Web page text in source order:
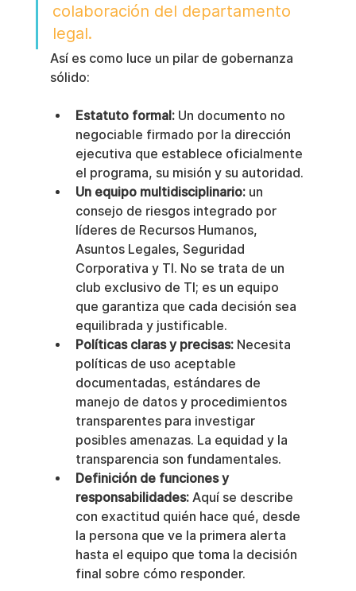
colaboración del departamento
legal.
Así es como luce un pilar de gobernanza
sólido:
Estatuto formal: Un documento no
negociable firmado por la dirección
ejecutiva que establece oficialmente
el programa, su misión y su autoridad.
Un equipo multidisciplinario: un
consejo de riesgos integrado por
líderes de Recursos Humanos,
Asuntos Legales, Seguridad
Corporativa y TI. No se trata de un
club exclusivo de TI; es un equipo
que garantiza que cada decisión sea
equilibrada y justificable.
Políticas claras y precisas: Necesita
políticas de uso aceptable
documentadas, estándares de
manejo de datos y procedimientos
transparentes para investigar
posibles amenazas. La equidad y la
transparencia son fundamentales.
Definición de funciones y
responsabilidades: Aquí se describe
con exactitud quién hace qué, desde
la persona que ve la primera alerta
hasta el equipo que toma la decisión
final sobre cómo responder.